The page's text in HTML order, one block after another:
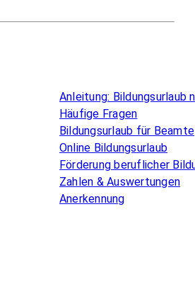
Anleitung: Bildungsurlaub
Häufige Fragen
Bildungsurlaub für Beamte
Online Bildungsurlaub
Förderung beruflicher
Zahlen & Auswertungen
Anerkennung